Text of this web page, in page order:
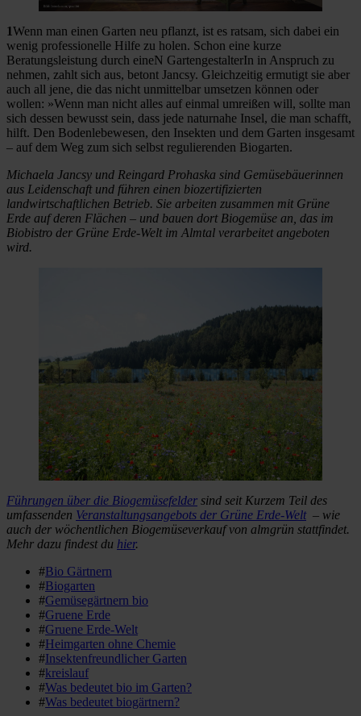
1Wenn man einen Garten neu pflanzt, ist es ratsam, sich dabei ein
wenig professionelle Hilfe zu holen. Schon eine kurze
Beratungsleistung durch eineN GartengestalterIn in Anspruch zu
nehmen, zahlt sich aus, betont Jancsy. Gleichzeitig ermutigt sie aber
auch all jene, die das nicht unmittelbar umsetzen können oder
wollen: »Wenn man nicht alles auf einmal umreißen will, sollte man
sich dessen bewusst sein, dass jede naturnahe Insel, die man schafft,
hilft. Den Bodenlebewesen, den Insekten und dem Garten insgesamt
– auf dem Weg zum sich selbst regulierenden Biogarten.
Michaela Jancsy und Reingard Prohaska sind Gemüsebäuerinnen
aus Leidenschaft und führen einen biozertifizierten
landwirtschaftlichen Betrieb. Sie arbeiten zusammen mit Grüne
Erde auf deren Flächen – und bauen dort Biogemüse an, das im
Biobistro der Grüne Erde-Welt im Almtal verarbeitet angeboten
wird.
Führungen über die Biogemüsefelder sind seit Kurzem Teil des
umfassenden Veranstaltungsangebots der Grüne Erde-Welt– wie
auch der wöchentlichen Biogemüseverkauf von almgrün stattfindet.
Mehr dazu findest du hier.
#Bio Gärtnern
#Biogarten
#Gemüsegärtnern bio
#Gruene Erde
#Gruene Erde-Welt
#Heimgarten ohne Chemie
#Insektenfreundlicher Garten
#kreislauf
#Was bedeutet bio im Garten?
#Was bedeutet biogärtnern?